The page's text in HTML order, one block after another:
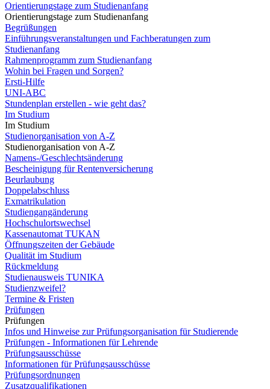
Orientierungstage zum Studienanfang
Orientierungstage zum Studienanfang
Begrüßungen
Einführungsveranstaltungen und Fachberatungen zum
Studienanfang
Rahmenprogramm zum Studienanfang
Wohin bei Fragen und Sorgen?
Ersti-Hilfe
UNI-ABC
Stundenplan erstellen - wie geht das?
Im Studium
Im Studium
Studienorganisation von A-Z
Studienorganisation von A-Z
Namens-/Geschlechtsänderung
Bescheinigung für Rentenversicherung
Beurlaubung
Doppelabschluss
Exmatrikulation
Studiengangänderung
Hochschulortswechsel
Kassenautomat TUKAN
Öffnungszeiten der Gebäude
Qualität im Studium
Rückmeldung
Studienausweis TUNIKA
Studienzweifel?
Termine & Fristen
Prüfungen
Prüfungen
Infos und Hinweise zur Prüfungsorganisation für Studierende
Prüfungen - Informationen für Lehrende
Prüfungsausschüsse
Informationen für Prüfungsausschüsse
Prüfungsordnungen
Zusatzqualifikationen